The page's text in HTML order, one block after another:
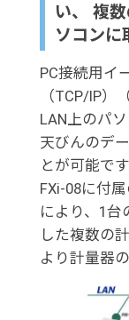
い、 複
ソコンに
PC接続用イ
（TCP/IP）
LAN上のパ
天びんのデ
とが可能です
FXi-08に付
により、1台
した複数の
より計量器